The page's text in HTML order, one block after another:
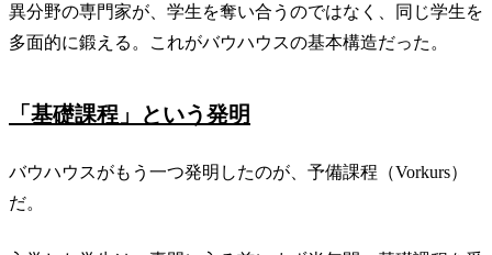
異分野の専門家が、学生を奪い合うのではなく、同じ学生を
多面的に鍛える。これがバウハウスの基本構造だった。
「基礎課程」という発明
バウハウスがもう一つ発明したのが、予備課程（Vorkurs）
だ。